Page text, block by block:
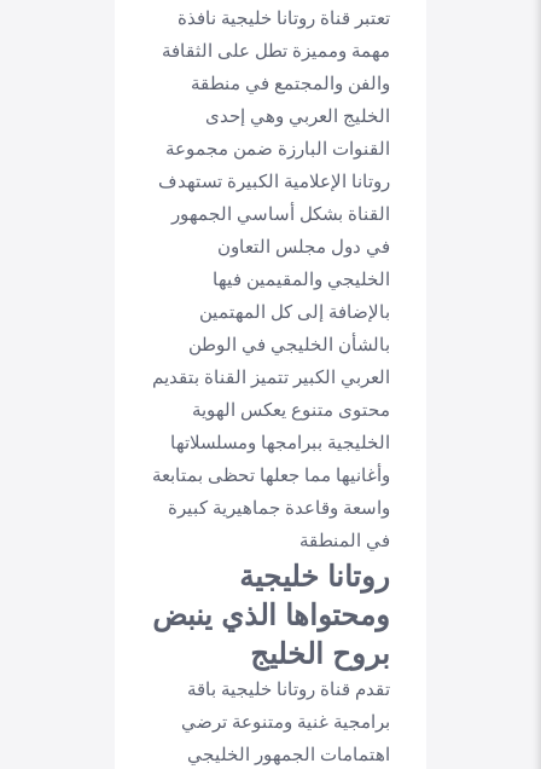
تعتبر قناة روتانا خليجية نافذة
مهمة ومميزة تطل على الثقافة
والفن والمجتمع في منطقة
الخليج العربي وهي إحدى
القنوات البارزة ضمن مجموعة
روتانا الإعلامية الكبيرة تستهدف
القناة بشكل أساسي الجمهور
في دول مجلس التعاون
الخليجي والمقيمين فيها
بالإضافة إلى كل المهتمين
بالشأن الخليجي في الوطن
العربي الكبير تتميز القناة بتقديم
محتوى متنوع يعكس الهوية
الخليجية ببرامجها ومسلسلاتها
وأغانيها مما جعلها تحظى بمتابعة
واسعة وقاعدة جماهيرية كبيرة
في المنطقة
روتانا خليجية
ومحتواها الذي ينبض
بروح الخليج
تقدم قناة روتانا خليجية باقة
برامجية غنية ومتنوعة ترضي
اهتمامات الجمهور الخليجي